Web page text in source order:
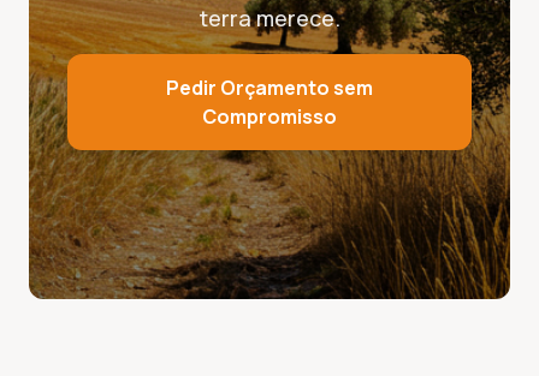
terra merece.
Pedir Orçamento sem
Compromisso